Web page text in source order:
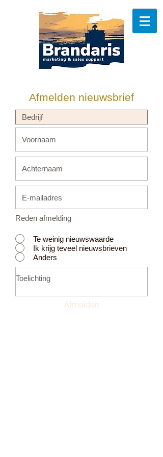
Afmelden nieuwsbrief
Reden afmelding
Te weinig nieuwswaarde
Ik krijg teveel nieuwsbrieven
Anders
Afmelden